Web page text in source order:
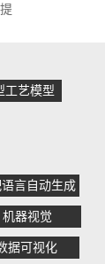
工艺模型
言自动生成
机器视觉
据可视化